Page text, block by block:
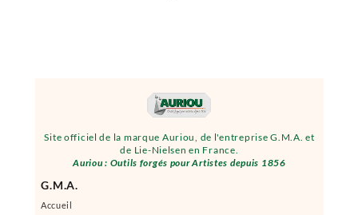
Site officiel de la marque Auriou, de l'entreprise G.M.A. et
de Lie-Nielsen en France.
Auriou : Outils forgés pour Artistes depuis 1856
G.M.A.
Accueil